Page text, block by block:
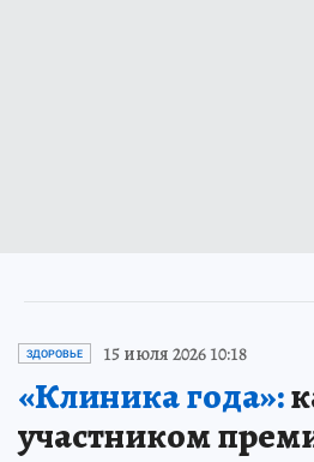
ЗДОРОВЬЕ 15 июля 2026 10:18
«Клиника года»:
участником